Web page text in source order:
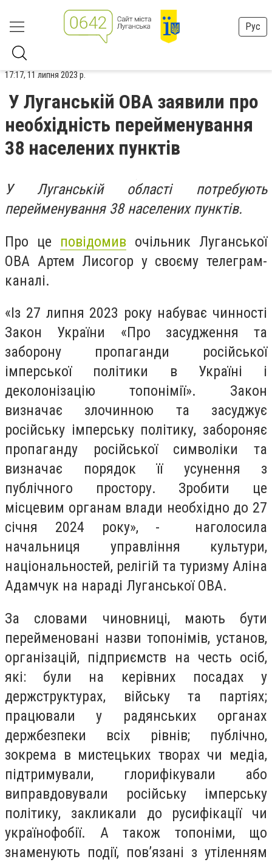
Рус
17:17, 11 липня 2023 р.
У Луганській ОВА заявили про
необхідність перейменування
38 населених пунктів
У Луганській області потребують
перейменування 38 населених пунктів.
Про це повідомив очільник Луганської
ОВА Артем Лисогор у своєму телеграм-
каналі.
«Із 27 липня 2023 року набуває чинності
Закон України «Про засудження та
заборону пропаганди російської
імперської політики в Україні і
деколонізацію топонімії». Закон
визначає злочинною та засуджує
російську імперську політику, забороняє
пропаганду російської символіки та
визначає порядок її усунення з
публічного простору. Зробити це
місцевим органам влади необхідно до 27
січня 2024 року», - наголосила
начальниця управління культури,
національностей, релігій та туризму Аліна
Адамчук на нараді Луганської ОВА.
За словами чиновниці, мають бути
перейменовані назви топонімів, установ,
організацій, підприємств на честь осіб,
які: були на керівних посадах у
держструктурах, війську та партіях;
працювали у радянських органах
держбезпеки всіх рівнів; публічно,
зокрема в мистецьких творах чи медіа,
підтримували, глорифікували або
виправдовували російську імперську
політику, закликали до русифікації чи
українофобії. А також топоніми, що
знаменують події, пов’язані з утіленням